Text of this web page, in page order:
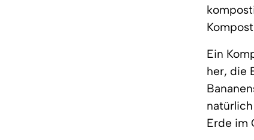
Ein
her, die
Erde im